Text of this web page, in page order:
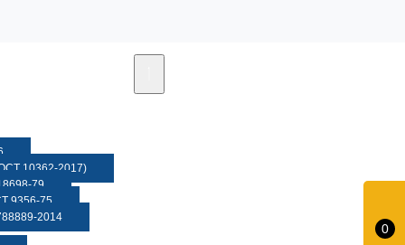
0
10362-2017)
79
9356-75
2014